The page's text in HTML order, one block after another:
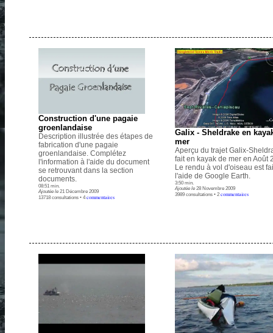
Construction d'une pagaie
groenlandaise
Description illustrée des étapes de
fabrication d'une pagaie
groenlandaise. Complétez
l'information à l'aide du document
se retrouvant dans la section
documents.
08:51 min.
Ajoutée le21 Décembre 2009
13718 consultations • 4 commentaires
Galix - Sheldrake en
mer
Aperçu du trajet Galix-
fait en kayak de mer en Août
Le rendu à vol d'oiseau est
l'aide de Google Earth.
3:50 min.
Ajoutée le28 Novembre 2009
3989 consultations • 2 commentaires